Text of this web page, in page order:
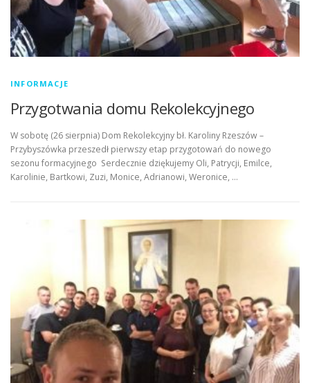
INFORMACJE
Przygotwania domu Rekolekcyjnego
W sobotę (26 sierpnia) Dom Rekolekcyjny bł. Karoliny Rzeszów –
Przybyszówka przeszedł pierwszy etap przygotowań do nowego
sezonu formacyjnego Serdecznie dziękujemy Oli, Patrycji, Emilce,
Karolinie, Bartkowi, Zuzi, Monice, Adrianowi, Weronice, …